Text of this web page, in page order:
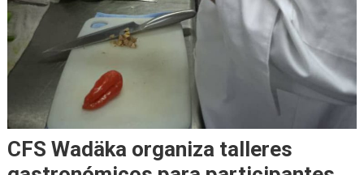
CFS Wadäka organiza talleres